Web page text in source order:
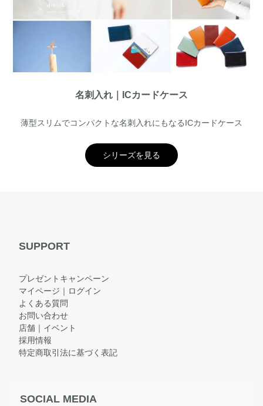
名刺入れ｜ICカードケース
薄型スリムでコンパクトな名刺入れにもなるICカードケース
シリーズを見る
SUPPORT
プレゼントキャンペーン
マイページ｜ログイン
よくある質問
お問い合わせ
店舗｜イベント
採用情報
特定商取引法に基づく表記
SOCIAL MEDIA